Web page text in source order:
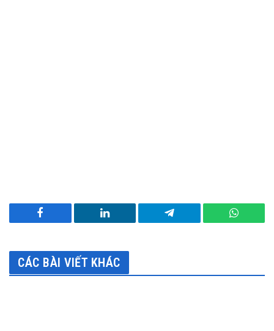
Facebook LinkedIn Telegram
CÁC BÀI VIẾT KHÁC